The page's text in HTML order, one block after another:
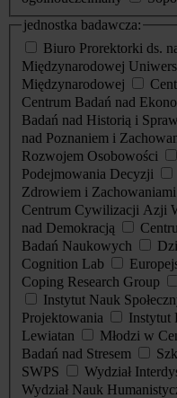
jednostka badawcza:
Biuro Prorektorki ds.
Międzynarodowej
Międzynarodowej
Centrum Badań nad
Badań nad Historią i
nad Poznaniem i
Rozwojem Osobowości
Podejmowania Decyzji
Zdrowiem i
Centrum Cywilizacji Azji
nad Demokracją
Badań Naukowych
Cognition Lab
Coping Research Group
Instytut Nauk
Projektowania
Instytut
Lewiatan
Młodzi w
Badań nad Stresem
SWPS
Wydział
Wydział Nauk